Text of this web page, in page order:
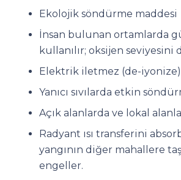
Ekolojik söndürme maddesi
İnsan bulunan ortamlarda
kullanılır; oksijen seviyesini
Elektrik iletmez (de-iyonize)
Yanıcı sıvılarda etkin
Açık alanlarda ve lokal
Radyant ısı transferini
yangının diğer mahallere
engeller.